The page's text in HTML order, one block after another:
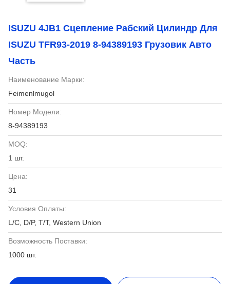
ISUZU 4JB1 Сцепление Рабский Цилиндр Для
ISUZU TFR93-2019 8-94389193 Грузовик Авто
Часть
Наименование Марки:
Feimenlmugol
Номер Модели:
8-94389193
MOQ:
1 шт.
Цена:
31
Условия Оплаты:
L/C, D/P, T/T, Western Union
Возможность Поставки:
1000 шт.